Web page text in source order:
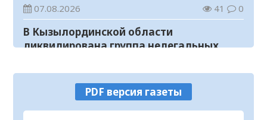
07.08.2026 41 0
В Кызылординской области
ликвидирована группа нелегальных
Аким области ознакомился с работой
племенного хозяйства в
Жанакорганском районе
07.08.2026 54 0
PDF версия газеты